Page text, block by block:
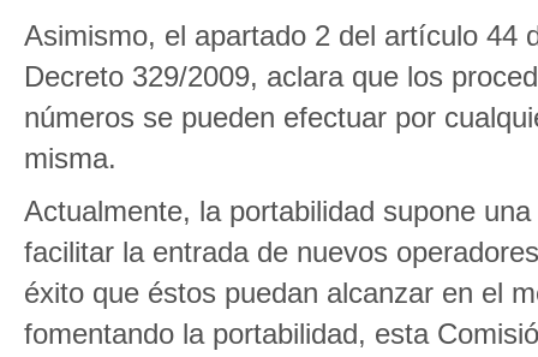
Asimismo, el apartado 2 del artículo 44
Decreto 329/2009, aclara que los
números se pueden efectuar por
misma.
Actualmente, la portabilidad supone
facilitar la entrada de nuevos
éxito que éstos puedan alcanzar en el
fomentando la portabilidad, esta